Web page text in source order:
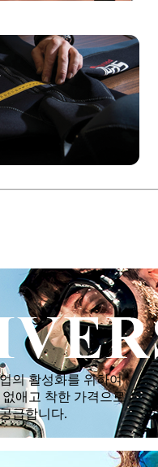
의 활성화를 위하여
애고 착한 가격으로
급합니다.